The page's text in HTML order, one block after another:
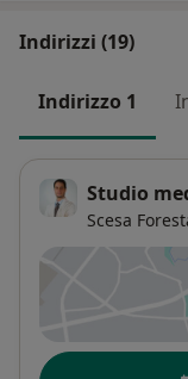
Indirizzi (19)
Indirizzo 1
Studio
Scesa
Disponibilità